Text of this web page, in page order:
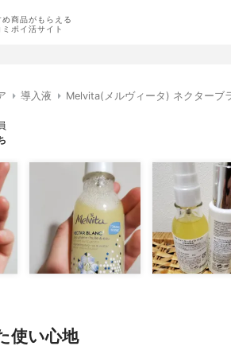
め商品がもらえる
ミポイ活サイト
導入液 Melvita(メルヴィータ) ネクターブ
使い心地